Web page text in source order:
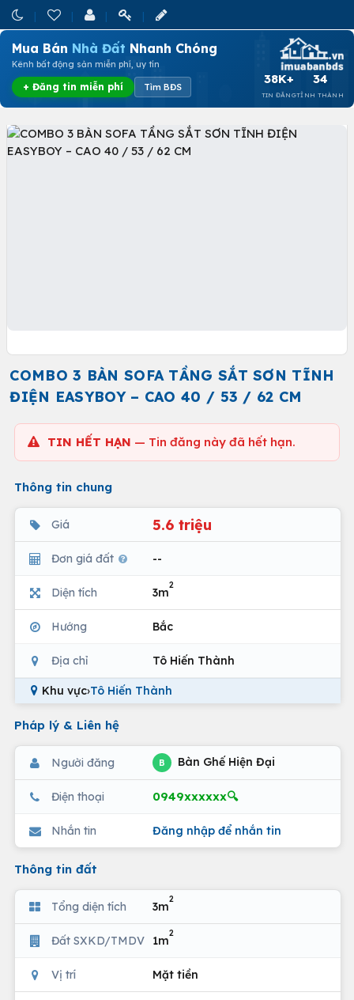
Mua Bán Nhà Đất Nhanh Chóng
Kênh bất động sản miễn phí, uy tín
+ Đăng tin miễn phí Tìm BĐS
38K+
TIN ĐĂNG
34
TỈNH THÀNH
COMBO 3 BÀN SOFA TẦNG SẮT SƠN TĨNH
ĐIỆN EASYBOY – CAO 40 / 53 / 62 CM
TIN HẾT HẠN — Tin đăng này đã hết hạn.
Thông tin chung
Giá 5.6 triệu
Đơn giá đất --
Diện tích 3m
2
Hướng Bắc
Địa chỉ Tô Hiến Thành
Khu vực›Tô Hiến Thành
Pháp lý & Liên hệ
Người đăng B Bàn Ghế Hiện Đại
Điện thoại 0949xxxxxx🔍
Nhắn tin Đăng nhập để nhắn tin
Thông tin đất
Tổng diện tích 3m
2
Đất SXKD/TMDV 1m
2
Vị trí Mặt tiền